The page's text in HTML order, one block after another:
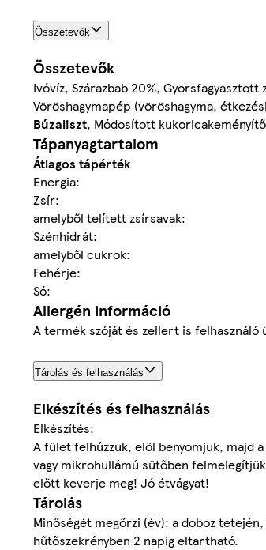
Összetevők
Összetevők
Ivóvíz, Szárazbab 20%,
Vöröshagymapép (vöröshagyma,
Búzaliszt, Módosított
Tápanyagtartalom
Átlagos tápérték
Energia:
Zsír:
amelyből telített zsírsavak:
Szénhidrát:
amelyből cukrok:
Fehérje:
Só:
Allergén információ
A termék szóját és zellert is felhasználó
Tárolás és felhasználás
Elkészítés és felhasználás
Elkészítés:
A fület felhúzzuk, elöl benyomjuk, majd
vagy mikrohullámú sütőben
előtt keverje meg! Jó étvágyat!
Tárolás
Minőségét megőrzi (év): a doboz
hűtőszekrényben 2 napig eltartható.